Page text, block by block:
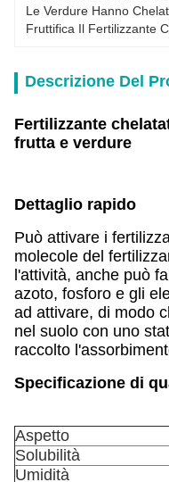
Le Verdure Hanno
Fruttifica Il Fertilizzante
Descrizione Del
Fertilizzante
frutta e verdure
Dettaglio rapido
Può attivare i
molecole del
l'attività, anche può
azoto, fosforo e gli
ad attivare, di modo
nel suolo con uno
raccolto
Specificazione di
Aspetto
Solubilità
Umidità